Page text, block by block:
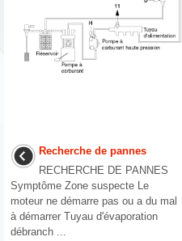
Recherche de pannes
RECHERCHE DE PANNES
Symptôme Zone suspecte Le
moteur ne démarre pas ou a du mal
à démarrer Tuyau d'évaporation
débranch ...